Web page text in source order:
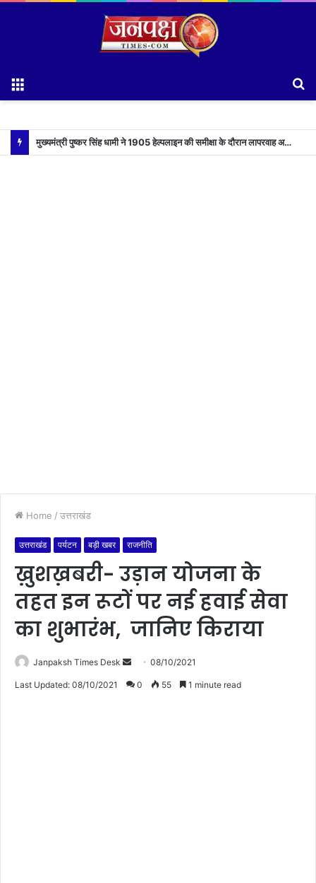
मुख्यमंत्री पुष्कर सिंह धामी ने 1905 हेल्पलाइन की समीक्षा के दौरान लापरवाह अधिकारियों को लगाई फटकार
Home / उत्तराखंड
उत्तराखंड पर्यटन बड़ी खबर राजनीति
ख़ुशख़बरी- उड़ान योजना के
तहत इन रूटों पर नई हवाई सेवा
का शुभारंभ, जानिए किराया
Janpaksh Times Desk
e
08/10/2021
Last Updated: 08/10/2021 0 55 1 minute read